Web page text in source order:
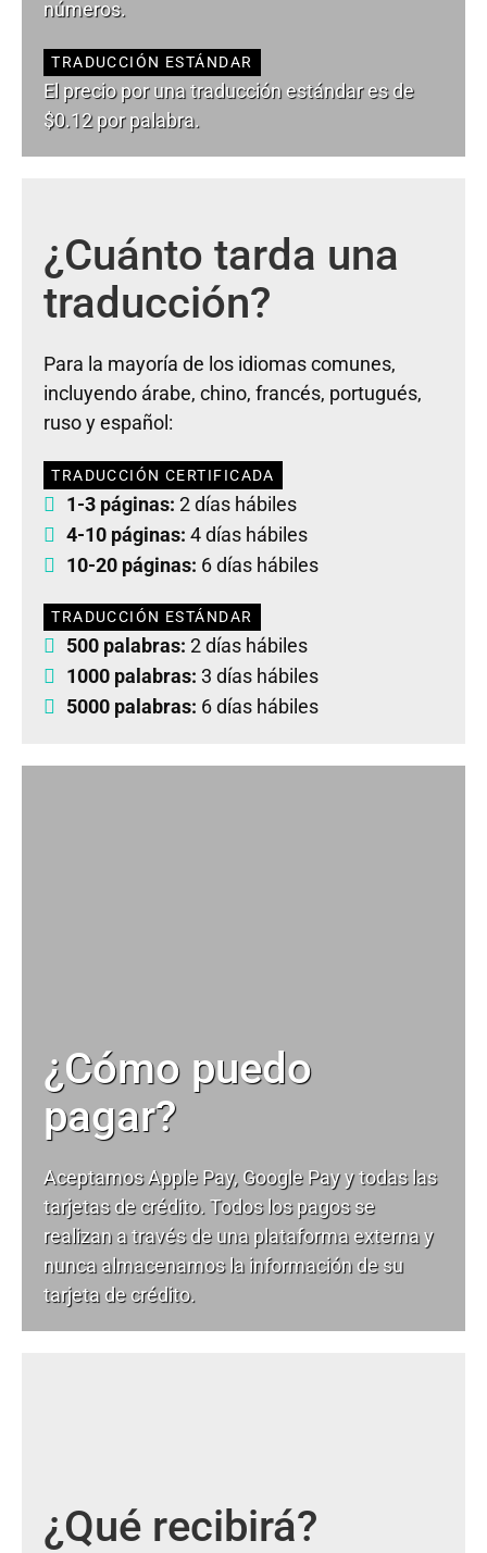
números.
TRADUCCIÓN ESTÁNDAR
El precio por una traducción estándar es de
$0.12 por palabra.
¿Cuánto tarda una
traducción?
Para la mayoría de los idiomas comunes,
incluyendo árabe, chino, francés, portugués,
ruso y español:
TRADUCCIÓN CERTIFICADA
1-3 páginas: 2 días hábiles
4-10 páginas: 4 días hábiles
10-20 páginas: 6 días hábiles
TRADUCCIÓN ESTÁNDAR
500 palabras: 2 días hábiles
1000 palabras: 3 días hábiles
5000 palabras: 6 días hábiles
¿Cómo puedo
pagar?
Aceptamos Apple Pay, Google Pay y todas las
tarjetas de crédito. Todos los pagos se
realizan a través de una plataforma externa y
nunca almacenamos la información de su
tarjeta de crédito.
¿Qué recibirá?